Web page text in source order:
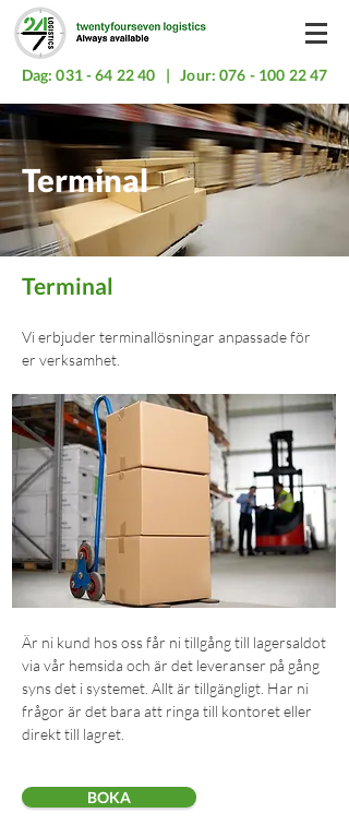
Dag:031 - 64 22 40 | Jour:076 - 100 22 47
Terminal
Terminal
Vi erbjuder terminallösningar anpassade för
er verksamhet.
Är ni kund hos oss får ni tillgång till lagersaldot
via vår hemsida och är det leveranser på gång
syns det i systemet. Allt är tillgängligt. Har ni
frågor är det bara att ringa till kontoret eller
direkt till lagret.
BOKA